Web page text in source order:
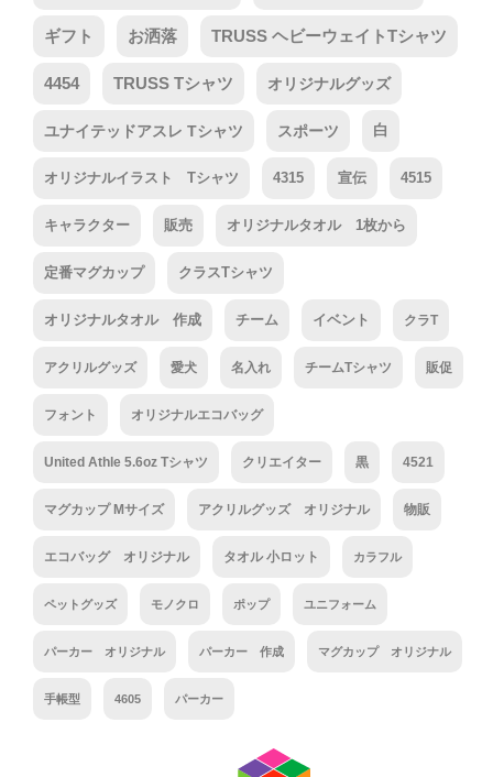
ギフト お洒落 TRUSS ヘビーウェイトTシャツ
4454 TRUSS Tシャツ オリジナルグッズ
ユナイテッドアスレ Tシャツ スポーツ 白
オリジナルイラスト Tシャツ 4315 宣伝 4515
キャラクター 販売 オリジナルタオル 1枚から
定番マグカップ クラスTシャツ
オリジナルタオル 作成 チーム イベント クラT
アクリルグッズ 愛犬 名入れ チームTシャツ 販促
フォント オリジナルエコバッグ
United Athle 5.6oz Tシャツ クリエイター 黒 4521
マグカップ Mサイズ アクリルグッズ オリジナル 物販
エコバッグ オリジナル タオル 小ロット カラフル
ペットグッズ モノクロ ポップ ユニフォーム
パーカー オリジナル パーカー 作成 マグカップ オリジナル
手帳型 4605 パーカー